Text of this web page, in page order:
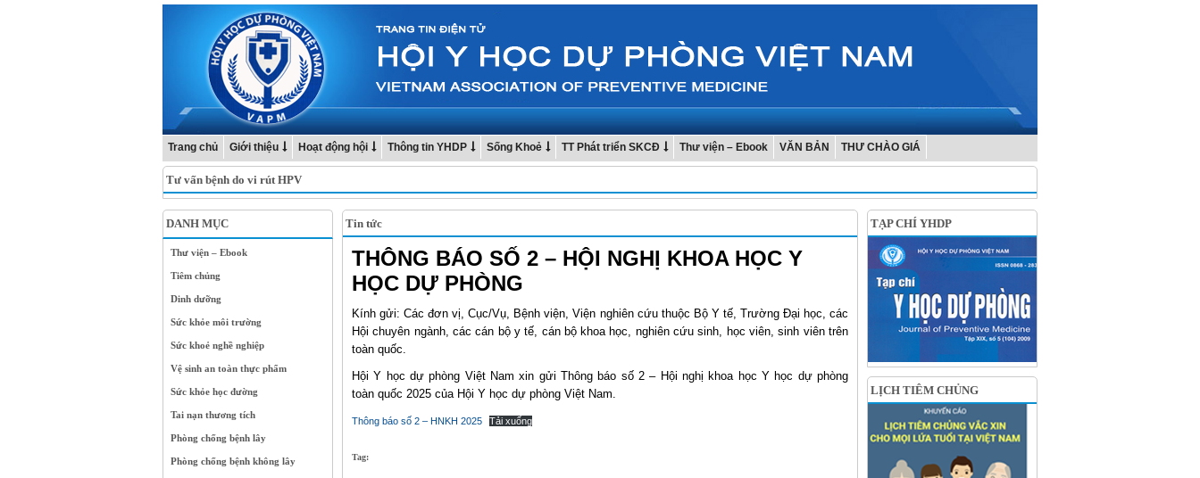
Trang chủ Giới thiệu Hoạt động hội Thông tin YHDP Sống Khoẻ TT Phát triển SKCĐ Thư viện – Ebook VĂN BẢN THƯ CHÀO GIÁ
Tư vấn bệnh do vi rút HPV
DANH MỤC
Thư viện – Ebook
Tiêm chủng
Dinh dưỡng
Sức khỏe môi trường
Sức khoẻ nghề nghiệp
Vệ sinh an toàn thực phẩm
Sức khỏe học đường
Tai nạn thương tích
Phòng chống bệnh lây
Phòng chống bệnh không lây
Tin tức
THÔNG BÁO SỐ 2 – HỘI NGHỊ KHOA HỌC Y
HỌC DỰ PHÒNG
Kính gửi: Các đơn vị, Cục/Vụ, Bệnh viện, Viện nghiên cứu thuộc Bộ Y tế, Trường Đại học, các
Hội chuyên ngành, các cán bộ y tế, cán bộ khoa học, nghiên cứu sinh, học viên, sinh viên trên
toàn quốc.
Hội Y học dự phòng Việt Nam xin gửi Thông báo số 2 – Hội nghị khoa học Y học dự phòng
toàn quốc 2025 của Hội Y học dự phòng Việt Nam.
Thông báo số 2 – HNKH 2025 Tải xuống
Tag:
TẠP CHÍ YHDP
LỊCH TIÊM CHỦNG